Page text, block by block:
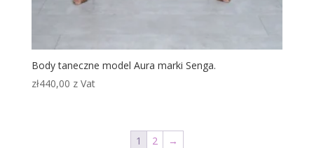
Body taneczne model Aura marki Senga.
zł440,00 z Vat
1 2 →